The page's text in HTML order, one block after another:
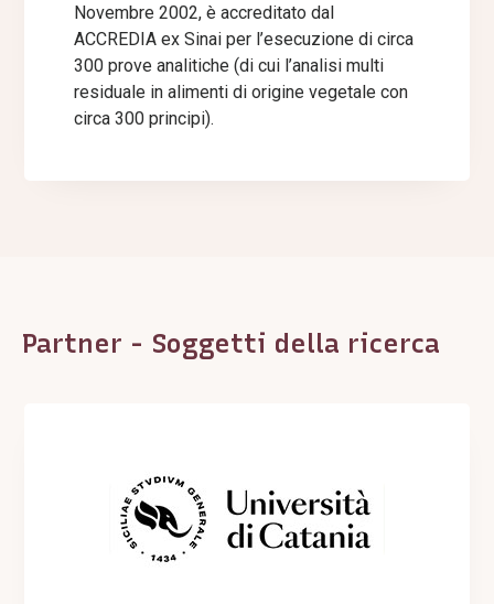
Novembre 2002, è accreditato dal
ACCREDIA ex Sinai per l’esecuzione di circa
300 prove analitiche (di cui l’analisi multi
residuale in alimenti di origine vegetale con
circa 300 principi).
Partner - Soggetti della ricerca